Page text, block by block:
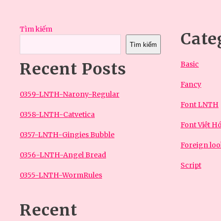
Tìm kiếm
Tìm kiếm
Recent Posts
0359-LNTH-Narony-Regular
0358-LNTH-Catvetica
0357-LNTH-Gingies Bubble
0356-LNTH-Angel Bread
0355-LNTH-WormRules
Recent
Basic
Fancy
Font LNTH
Font Việt
Foreign
Script